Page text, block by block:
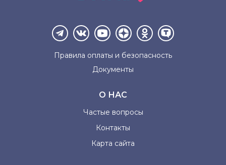
Правила оплаты и безопасность
Документы
О НАС
Частые вопросы
Контакты
Карта сайта